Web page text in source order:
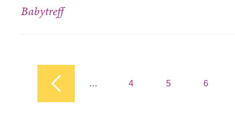
Babytreff
… 4 5 6